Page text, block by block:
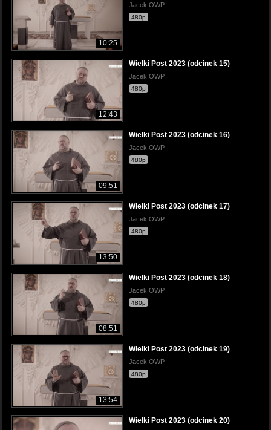
10:25
Jacek OWP
480p
12:43
Wielki Post 2023 (odcinek 15)
Jacek OWP
480p
09:51
Wielki Post 2023 (odcinek 16)
Jacek OWP
480p
13:50
Wielki Post 2023 (odcinek 17)
Jacek OWP
480p
08:51
Wielki Post 2023 (odcinek 18)
Jacek OWP
480p
13:54
Wielki Post 2023 (odcinek 19)
Jacek OWP
480p
Wielki Post 2023 (odcinek 20)